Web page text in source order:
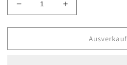
Verringere
die
Menge
Oversize
Erhöhe
die
Menge
Oversize